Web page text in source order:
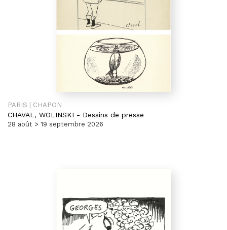
PARIS | CHAPON
CHAVAL, WOLINSKI - Dessins de presse
28 août > 19 septembre 2026